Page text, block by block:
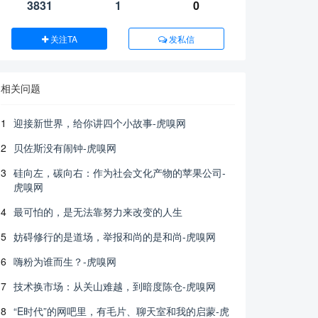
3831 1 0
关注TA 发私信
相关问题
1
迎接新世界，给你讲四个小故事-虎嗅网
2
贝佐斯没有闹钟-虎嗅网
3 硅向左，碳向右：作为社会文化产物的苹果公司-
虎嗅网
4 最可怕的，是无法靠努力来改变的人生
5 妨碍修行的是道场，举报和尚的是和尚-虎嗅网
6 嗨粉为谁而生？-虎嗅网
7 技术换市场：从关山难越，到暗度陈仓-虎嗅网
8 “E时代”的网吧里，有毛片、聊天室和我的启蒙-虎